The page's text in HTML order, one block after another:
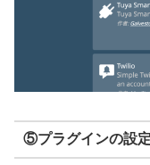
⑤プラグインの設定